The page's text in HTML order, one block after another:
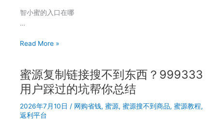
几
个
素
搞
懂
智小蜜的入口在哪
…
蜜
小
真
能
帮
你
Read More »
蜜源复制链接搜不到东西？999333
用户踩过的坑帮你总结
2026年7月10日 / 网购省钱, 蜜源, 蜜源搜不到商品, 蜜源教程,
返利平台